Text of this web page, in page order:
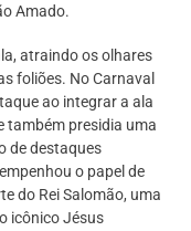
Amado.
atraindo os olhares
foliões. No Carnaval
ao integrar a ala
também presidia uma
de destaques
o papel de
do Rei Salomão, uma
icônico Jésus